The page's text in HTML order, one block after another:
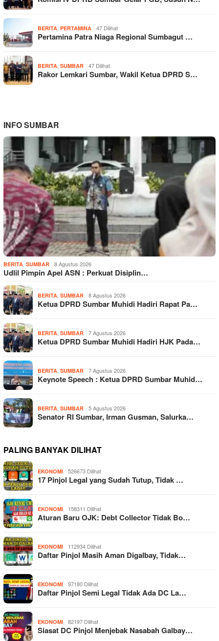
BERITA PERTAMINA 47 Dilihat
Pertamina Patra Niaga Regional Sumbagut …
BERITA SUMBAR 47 Dilihat
Rakor Lemkari Sumbar, Wakil Ketua DPRD S…
INFO SUMBAR
BERITA SUMBAR 8 Agustus 2026
Udlil Pimpin Apel ASN : Perkuat Disiplin…
BERITA SUMBAR 8 Agustus 2026
Ketua DPRD Sumbar Muhidi Hadiri Rapat Pa…
BERITA SUMBAR 7 Agustus 2026
Ketua DPRD Sumbar Muhidi Hadiri HJK Pada…
BERITA SUMBAR 7 Agustus 2026
Keynote Speech : Ketua DPRD Sumbar Muhid…
BERITA SUMBAR 5 Agustus 2026
Senator RI Sumbar, Irman Gusman, Salurka…
PALING BANYAK DILIHAT
EKONOMI 526673 Dilihat
17 Pinjol Legal yang Sudah Tutup, Tidak …
EKONOMI 158311 Dilihat
Aturan Baru OJK: Debt Collector Tidak Bo…
EKONOMI 112934 Dilihat
Daftar Pinjol Masih Aman Digalbay, Tidak…
EKONOMI 97180 Dilihat
Daftar Pinjol Semi Legal Tidak Ada DC La…
EKONOMI 82197 Dilihat
Siasat DC Pinjol Menjebak Nasabah Galbay…